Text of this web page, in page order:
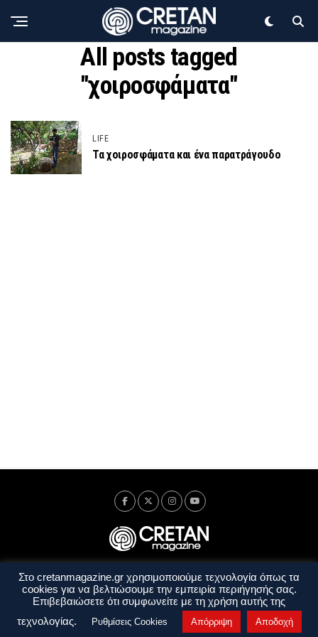
All posts tagged
"χοιροσφάματα"
LIFE
Τα χοιροσφάματα και ένα παρατράγουδο
Ταυτότητα Πολιτική Απορρήτου
Όροι Χρήσης
Όροι και Προϋποθέσεις
Στο cretanmagazine.gr χρησιμοποιούμε τεχνολογία όπως τα
cookies για να βελτιώσουμε την εμπειρία περιήγησής σας.
Επιβεβαιώσετε ότι συμφωνείτε με τη χρήση αυτής της
τεχνολογίας.
Ρυθμίσεις Cookies Απόρριψη Αποδοχή